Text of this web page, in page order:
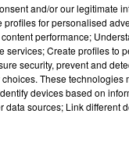
and/or our legitimate
for personalised
performance;
services; Create profiles to
security, prevent and
These technologies
devices based on
sources; Link different